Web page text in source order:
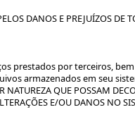
DANOS E PREJUÍZOS DE
prestados por terceiros,
armazenados em seu
QUE POSSAM
E/OU DANOS NO